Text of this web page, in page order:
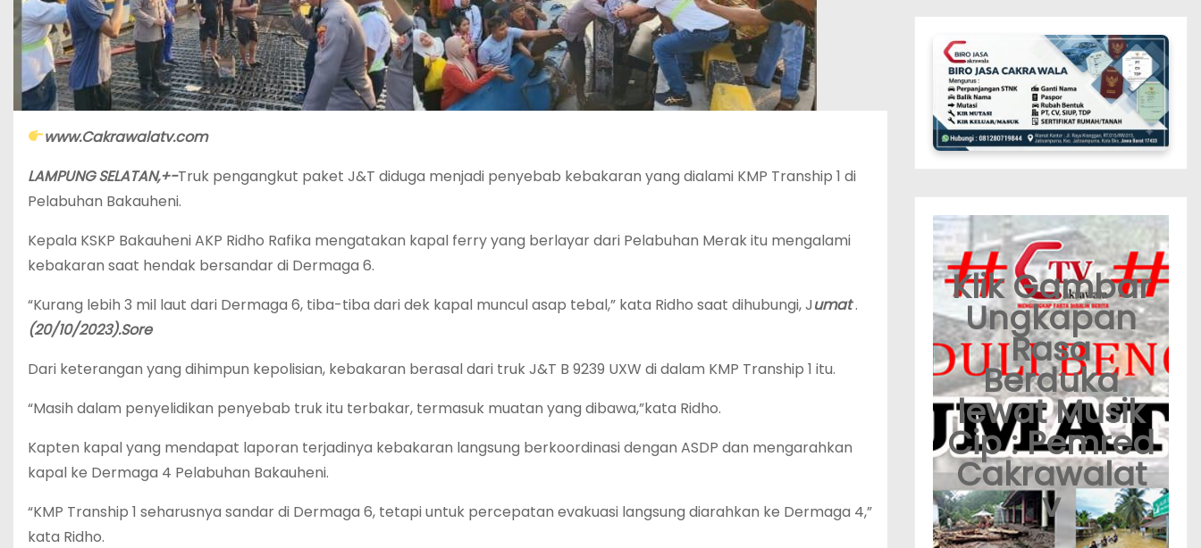
www.Cakrawalatv.com
LAMPUNG SELATAN,+-Truk pengangkut paket J&T diduga menjadi penyebab kebakaran yang dialami KMP Tranship 1 di
Pelabuhan Bakauheni.
Kepala KSKP Bakauheni AKP Ridho Rafika mengatakan kapal ferry yang berlayar dari Pelabuhan Merak itu mengalami
kebakaran saat hendak bersandar di Dermaga 6.
“Kurang lebih 3 mil laut dari Dermaga 6, tiba-tiba dari dek kapal muncul asap tebal,” kata Ridho saat dihubungi, Jumat.
(20/10/2023).Sore
Dari keterangan yang dihimpun kepolisian, kebakaran berasal dari truk J&T B 9239 UXW di dalam KMP Tranship 1 itu.
“Masih dalam penyelidikan penyebab truk itu terbakar, termasuk muatan yang dibawa,”kata Ridho.
Kapten kapal yang mendapat laporan terjadinya kebakaran langsung berkoordinasi dengan ASDP dan mengarahkan
kapal ke Dermaga 4 Pelabuhan Bakauheni.
“KMP Tranship 1 seharusnya sandar di Dermaga 6, tetapi untuk percepatan evakuasi langsung diarahkan ke Dermaga 4,”
kata Ridho.
Klik Gambar
Ungkapan
Rasa
Berduka
lewat Musik
Cip : Pemred
Cakrawalat
v